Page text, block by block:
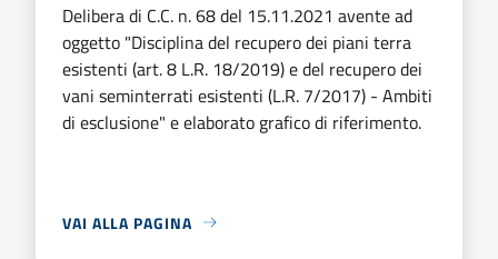
Delibera di C.C. n. 68 del 15.11.2021 avente ad
oggetto "Disciplina del recupero dei piani terra
esistenti (art. 8 L.R. 18/2019) e del recupero dei
vani seminterrati esistenti (L.R. 7/2017) - Ambiti
di esclusione" e elaborato grafico di riferimento.
VAI ALLA PAGINA